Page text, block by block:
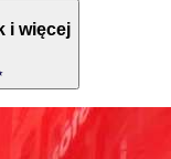
i więcej